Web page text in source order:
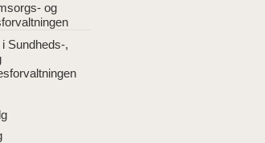
og
Sundheds-,